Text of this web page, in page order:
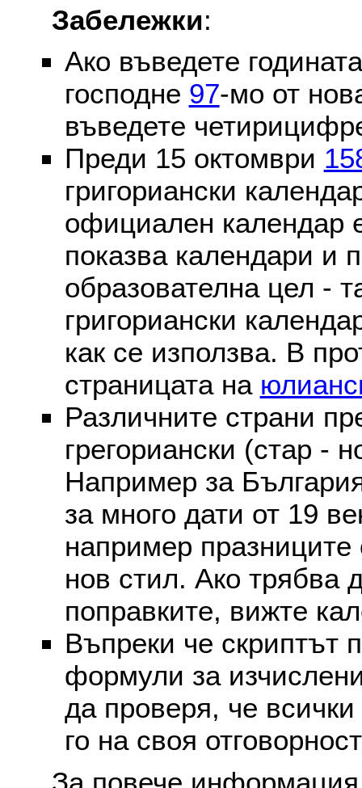
Забележки:
Ако въведете
господне 97-мо от
въведете
Преди 15 октомври
григориански
официален календар
показва календари и
образователна цел -
григориански
как се използва. В
страницата на
Различните страни
грегориански (стар -
Например за
за много дати от 19
например празниците
нов стил. Ако трябва
поправките, вижте
Въпреки че скриптът
формули за
да проверя, че
го на своя